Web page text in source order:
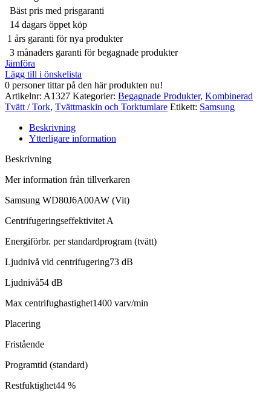
Bäst pris med prisgaranti
14 dagars öppet köp
1 års garanti för nya produkter
3 månaders garanti för begagnade produkter
Jämföra
Lägg till i önskelista
0 personer tittar på den här produkten nu!
Artikelnr: A1327 Kategorier: Begagnade Produkter, Kombinerad
Tvätt / Tork, Tvättmaskin och Torktumlare Etikett: Samsung
Beskrivning
Ytterligare information
Beskrivning
Mer information från tillverkaren
Samsung WD80J6A00AW (Vit)
Centrifugeringseffektivitet A
Energiförbr. per standardprogram (tvätt)
Ljudnivå vid centrifugering73 dB
Ljudnivå54 dB
Max centrifughastighet1400 varv/min
Placering
Fristående
Programtid (standard)
Restfuktighet44 %